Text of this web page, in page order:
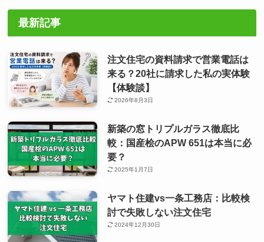
最新記事
注文住宅の資料請求で営業電話は
来る？20社に請求した私の実体験
【体験談】
2026年8月3日
新築の窓トリプルガラス徹底比
較：国産桧のAPW 651は本当に必
要？
2025年1月7日
ヤマト住建vs一条工務店：比較検
討で失敗しない注文住宅
2024年12月30日